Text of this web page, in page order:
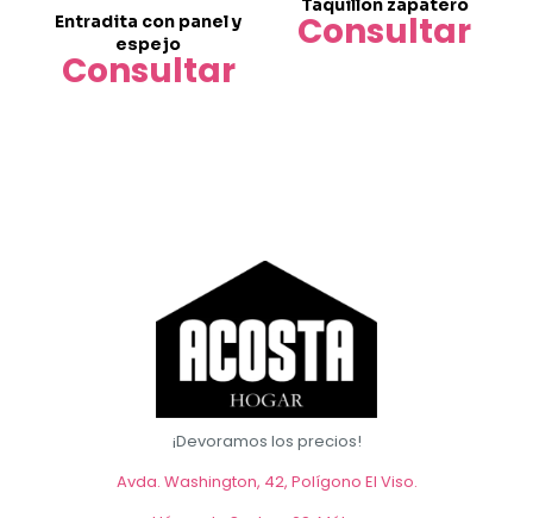
Entradita con panel y
espejo
Consultar
Taquillón zapatero
Consultar
¡Devoramos los precios!
Avda. Washington, 42, Polígono El Viso.